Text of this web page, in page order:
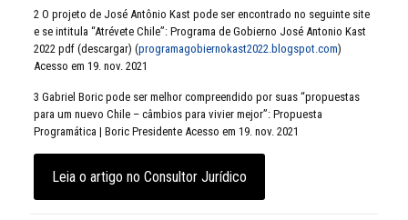
2 O projeto de José Antônio Kast pode ser encontrado no seguinte site
e se intitula “Atrévete Chile”: Programa de Gobierno José Antonio Kast
2022 pdf (descargar) (programagobiernokast2022.blogspot.com)
Acesso em 19. nov. 2021
3 Gabriel Boric pode ser melhor compreendido por suas “propuestas
para um nuevo Chile – câmbios para vivier mejor”: Propuesta
Programática | Boric Presidente Acesso em 19. nov. 2021
Leia o artigo no Consultor Jurídico